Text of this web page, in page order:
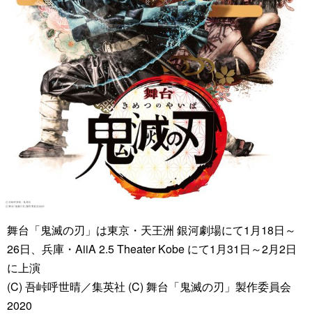
舞台「鬼滅の刃」は東京・天王洲 銀河劇場にて1月18日～
26日、兵庫・AiiA 2.5 Theater Kobe にて1月31日～2月2日
に上演
(C) 吾峠呼世晴／集英社 (C) 舞台「鬼滅の刃」製作委員会
2020